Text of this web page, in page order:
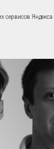
сервисов Яндекса